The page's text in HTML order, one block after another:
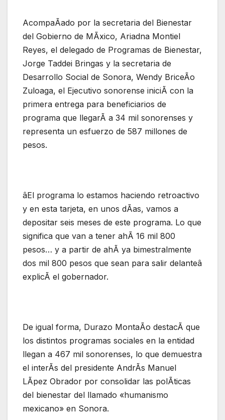
AcompaÃado por la secretaria del Bienestar
del Gobierno de MÃxico, Ariadna Montiel
Reyes, el delegado de Programas de Bienestar,
Jorge Taddei Bringas y la secretaria de
Desarrollo Social de Sonora, Wendy BriceÃo
Zuloaga, el Ejecutivo sonorense iniciÃ con la
primera entrega para beneficiarios de
programa que llegarÃ a 34 mil sonorenses y
representa un esfuerzo de 587 millones de
pesos.
âEl programa lo estamos haciendo retroactivo
y en esta tarjeta, en unos dÃas, vamos a
depositar seis meses de este programa. Lo que
significa que van a tener ahÃ 16 mil 800
pesos… y a partir de ahÃ ya bimestralmente
dos mil 800 pesos que sean para salir delanteâ
explicÃ el gobernador.
De igual forma, Durazo MontaÃo destacÃ que
los distintos programas sociales en la entidad
llegan a 467 mil sonorenses, lo que demuestra
el interÃs del presidente AndrÃs Manuel
LÃpez Obrador por consolidar las polÃticas
del bienestar del llamado «humanismo
mexicano» en Sonora.